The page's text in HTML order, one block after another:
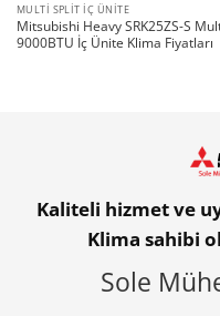
MULTI SPLIT İÇ ÜNITE
Mitsubishi Heavy SRK25ZS-S
9000BTU İç Ünite Klima Fiyatları
Kaliteli hizmet ve
Klima sahibi
Sole